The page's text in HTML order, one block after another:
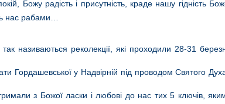
Божу радість і присутність, краде нашу гідність
нас рабами…
називаються реколекції, які проходили 28-31
Гордашевської у Надвірній під проводом Святого
з Божої ласки і любові до нас тих 5 ключів,